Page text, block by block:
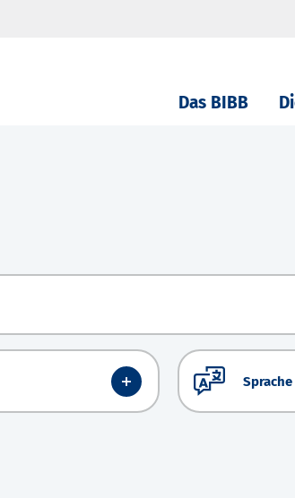
Das BIBB
Sprache